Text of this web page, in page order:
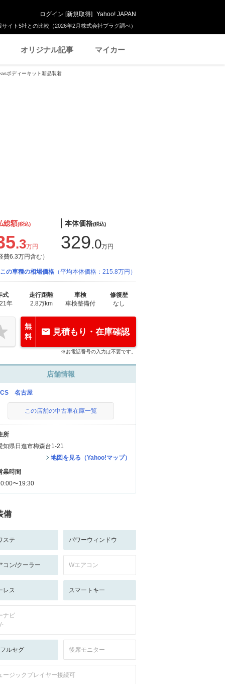
イト5社との比較（2026年2月株式会社プラグ調べ）
ログイン [新規取得] Yahoo! JAPAN
オリジナル記事 マイカー
ボディーキット新品装着
総額(税込)
.3万円
費6.3万円含む）
本体価格(税込)
329.0万円
この車種の相場価格 （平均本体価格：215.8万円）
式
年
走行距離
2.8万km
車検
車検整備付
修復歴
なし
無
料
見積もり・在庫確認
※お電話番号の入力は不要です。
店舗情報
名古屋
この店舗の中古車在庫一覧
所
知県日進市梅森台1-21
地図を見る（Yahoo!マップ）
業時間
〜19:30
備
ステ パワーウィンドウ
コン/クーラー Wエアコン
レス スマートキー
ナビ
ルセグ 後席モニター
ージックプレイヤー接続可